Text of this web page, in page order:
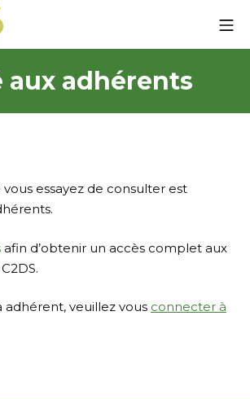
aux adhérents
essayez de consulter est
afin d’obtenir un accès complet aux
adhérent, veuillez vous connecter à